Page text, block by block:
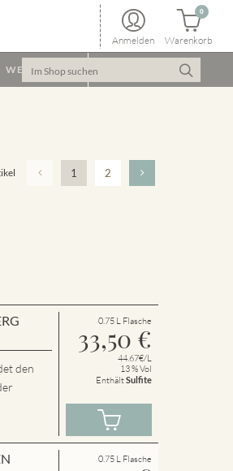
Anmelden Warenkorb
0
WEINPAKET
1 2
den
0.75 L Flasche
33,50 €
44.67€/L
13 % Vol
EnthältSulfite
0.75 L Flasche